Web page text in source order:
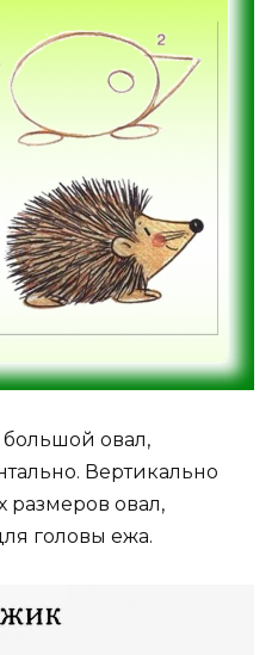
овал,
Вертикально
размеров овал,
головы ежа.